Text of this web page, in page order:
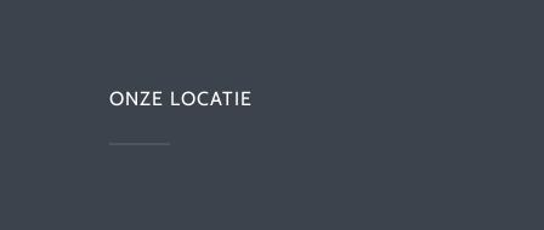
ONZE LOCATIE